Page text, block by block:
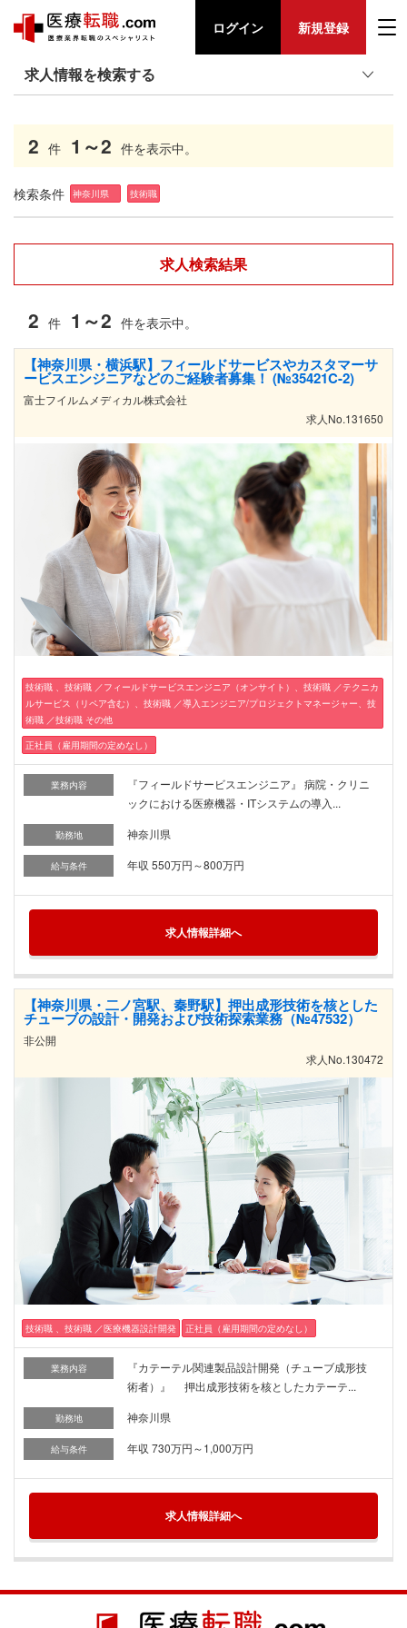
ログイン 新規登録
求人情報を検索する
2 件 1～2 件を表示中。
検索条件 神奈川県 技術職
求人検索結果
2 件 1～2 件を表示中。
【神奈川県・横浜駅】フィールドサービスやカスタマーサ
ービスエンジニアなどのご経験者募集！ (№35421C-2)
富士フイルムメディカル株式会社
求人No.131650
技術職 、技術職 ／フィールドサービスエンジニア（オンサイト）、技術職 ／テクニカ
ルサービス（リペア含む）、技術職 ／導入エンジニア/プロジェクトマネージャー、技
術職 ／技術職 その他
正社員（雇用期間の定めなし）
業務内容
『フィールドサービスエンジニア』 病院・クリニ
ックにおける医療機器・ITシステムの導入...
勤務地 神奈川県
給与条件 年収 550万円～800万円
求人情報詳細へ
【神奈川県・二ノ宮駅、秦野駅】押出成形技術を核とした
チューブの設計・開発および技術探索業務（№47532）
非公開
求人No.130472
技術職 、技術職 ／医療機器設計開発 正社員（雇用期間の定めなし）
業務内容
『カテーテル関連製品設計開発（チューブ成形技
術者）』 押出成形技術を核としたカテーテ...
勤務地 神奈川県
給与条件 年収 730万円～1,000万円
求人情報詳細へ